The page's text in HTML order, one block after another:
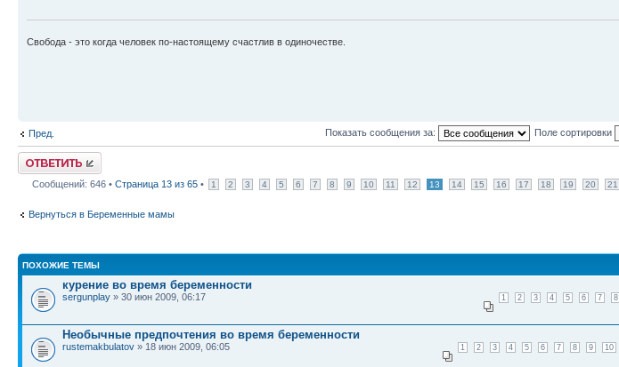
Свобода - это когда человек по-настоящему счастлив в одиночестве.
Пред. Показать сообщения за: Поле сортировки
Ответить
Сообщений: 646 • Страница 13 из 65 • 1 2 3 4 5 6 7 8 9 10 11 12 13 14 15 16 17 18 19 20 21
Вернуться в Беременные мамы
ПОХОЖИЕ ТЕМЫ
курение во время беременности
1 2 3 4 5 6 7 8
sergunplay » 30 июн 2009, 06:17
Необычные предпочтения во время беременности
1 2 3 4 5 6 7 8 9 10
rustemakbulatov » 18 июн 2009, 06:05